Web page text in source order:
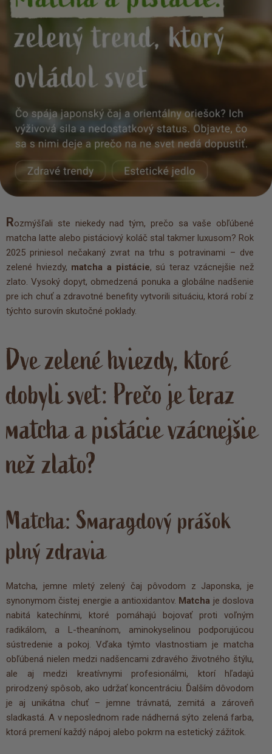
Rozmýšľali ste niekedy nad tým, prečo sa vaše obľúbené
matcha latte alebo pistáciový koláč stal takmer luxusom? Rok
2025 priniesol nečakaný zvrat na trhu s potravinami – dve
zelené hviezdy, matcha a pistácie, sú teraz vzácnejšie než
zlato. Vysoký dopyt, obmedzená ponuka a globálne nadšenie
pre ich chuť a zdravotné benefity vytvorili situáciu, ktorá robí z
týchto surovín skutočné poklady.
Dve zelené hviezdy, ktoré
dobyli svet: Prečo je teraz
matcha a pistácie vzácnejšie
než zlato?
Matcha: Smaragdový prášok
plný zdravia
Matcha, jemne mletý zelený čaj pôvodom z Japonska, je
synonymom čistej energie a antioxidantov. Matcha je doslova
nabitá katechínmi, ktoré pomáhajú bojovať proti voľným
radikálom, a L-theanínom, aminokyselinou podporujúcou
sústredenie a pokoj. Vďaka týmto vlastnostiam je matcha
obľúbená nielen medzi nadšencami zdravého životného štýlu,
ale aj medzi kreatívnymi profesionálmi, ktorí hľadajú
prirodzený spôsob, ako udržať koncentráciu. Ďalším dôvodom
je aj unikátna chuť – jemne trávnatá, zemitá a zároveň
sladkastá. A v neposlednom rade nádherná sýto zelená farba,
ktorá premení každý nápoj alebo pokrm na estetický zážitok.